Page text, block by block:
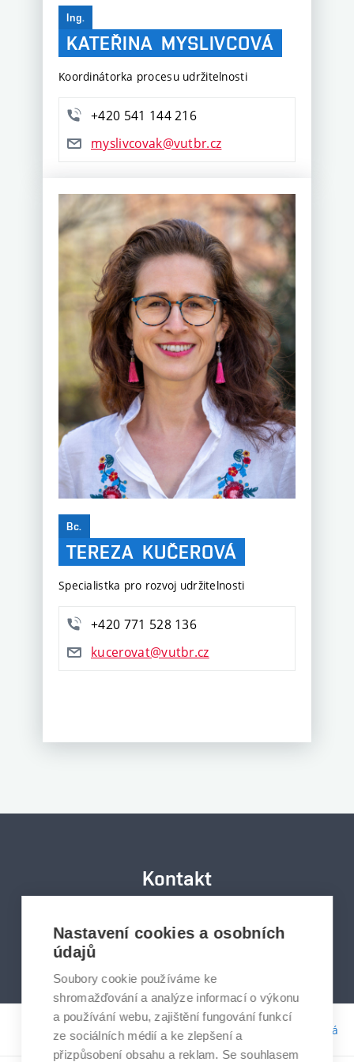
Ing.
KATEŘINA MYSLIVCOVÁ
Koordinátorka procesu udržitelnosti
+420 541 144 216
myslivcovak@vutbr.cz
Bc.
TEREZA KUČEROVÁ
Specialistka pro rozvoj udržitelnosti
+420 771 528 136
kucerovat@vutbr.cz
Kontakt
UDRZITELNOST@VUT.CZ
Odpovědnost:Bc. Tereza Kučerová
Nastavení cookies a osobních
údajů
Soubory cookie používáme ke
shromažďování a analýze informací o výkonu
a používání webu, zajištění fungování funkcí
ze sociálních médií a ke zlepšení a
přizpůsobení obsahu a reklam. Se souhlasem